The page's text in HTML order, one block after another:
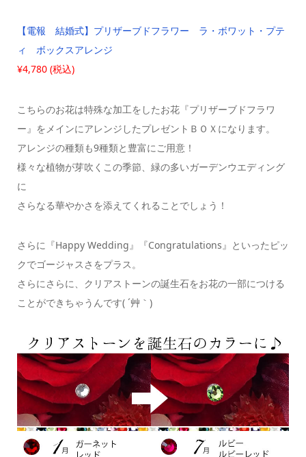
【電報 結婚式】プリザーブドフラワー ラ・ボワット・プテ
ィ ボックスアレンジ
¥4,780 (税込)
こちらのお花は特殊な加工をしたお花『プリザーブドフラワ
ー』をメインにアレンジしたプレゼントＢＯＸになります。
アレンジの種類も9種類と豊富にご用意！
様々な植物が芽吹くこの季節、緑の多いガーデンウエディング
に
さらなる華やかさを添えてくれることでしょう！
さらに『Happy Wedding』『Congratulations』といったピッ
クでゴージャスさをプラス。
さらにさらに、クリアストーンの誕生石をお花の一部につける
ことができちゃうんです( ´艸｀)